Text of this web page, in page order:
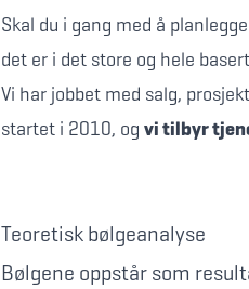
Skal du i gang med å
det er i det store og hele
Vi har jobbet med salg,
startet i 2010, og vi tilbyr
Teoretisk bølgeanalyse
Bølgene oppstår som